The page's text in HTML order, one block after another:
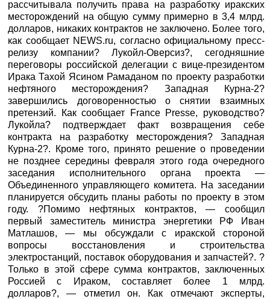
рассчитывала получить права на разработку иракских
месторождений на общую сумму примерно в 3,4 млрд.
долларов, никаких контрактов не заключено. Более того,
как сообщает NEWS.ru, согласно официальному пресс-
релизу компании? Лукойл-Оверсиз?, сегодняшние
переговоры российской делегации с вице-президентом
Ирака Тахой Ясином Рамаданом по проекту разработки
нефтяного месторождения? Западная Курна-2?
завершились договоренностью о снятии взаимных
претензий. Как сообщает France Presse, руководство?
Лукойла? подтверждает факт возвращения себе
контракта на разработку месторождения? Западная
Курна-2?. Кроме того, принято решение о проведении
не позднее середины февраля этого года очередного
заседания исполнительного органа проекта —
Объединенного управляющего комитета. На заседании
планируется обсудить планы работы по проекту в этом
году. ?Помимо нефтяных контрактов, — сообщил
первый заместитель министра энергетики РФ Иван
Матлашов, — мы обсуждали с иракской стороной
вопросы восстановления и строительства
электростанций, поставок оборудования и запчастей?. ?
Только в этой сфере сумма контрактов, заключенных
Россией с Ираком, составляет более 1 млрд.
долларов?, — отметил он. Как отмечают эксперты,